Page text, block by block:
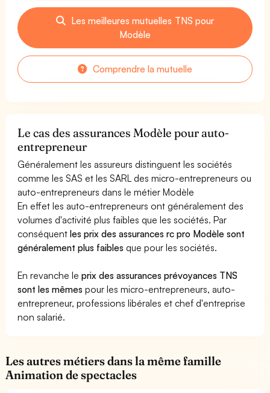
Les meilleures mutuelles TNS pour
Modèle
Comprendre la mutuelle
Le cas des assurances Modèle pour auto-
entrepreneur
Généralement les assureurs distinguent les sociétés
comme les SAS et les SARL des micro-entrepreneurs ou
auto-entrepreneurs dans le métier Modèle
En effet les auto-entrepreneurs ont généralement des
volumes d'activité plus faibles que les sociétés. Par
conséquentles prix des assurances rc pro Modèle sont
généralement plus faibles que pour les sociétés.
En revanche leprix des assurances prévoyances TNS
sont les mêmes pour les micro-entrepreneurs, auto-
entrepreneur, professions libérales et chef d'entreprise
non salarié.
Les autres métiers dans la même famille
Animation de spectacles